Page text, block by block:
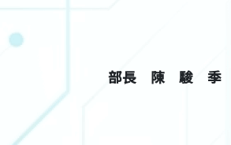
部長 陳 駿 季